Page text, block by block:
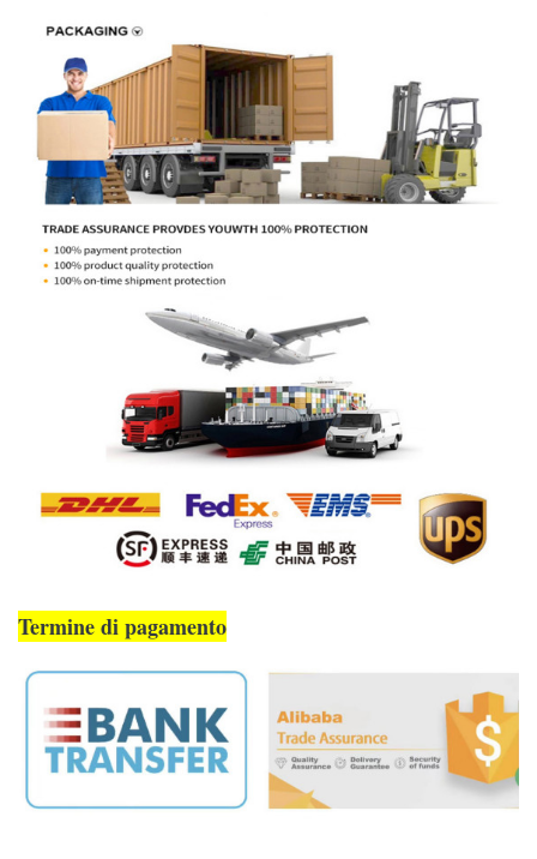
Termine di pagamento